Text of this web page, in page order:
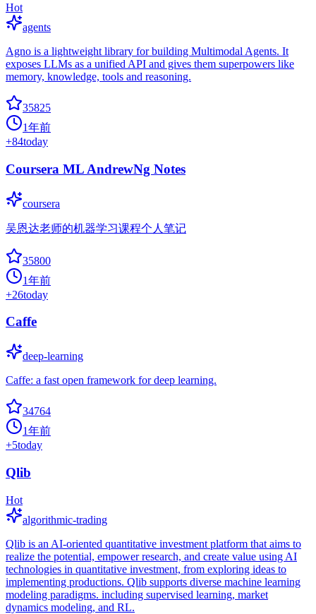
Hot
agents
Agno is a lightweight library for building Multimodal Agents. It
exposes LLMs as a unified API and gives them superpowers like
memory, knowledge, tools and reasoning.
35825
1年前
+84today
Coursera ML AndrewNg Notes
coursera
吴恩达老师的机器学习课程个人笔记
35800
1年前
+26today
Caffe
deep-learning
Caffe: a fast open framework for deep learning.
34764
1年前
+5today
Qlib
Hot
algorithmic-trading
Qlib is an AI-oriented quantitative investment platform that aims to
realize the potential, empower research, and create value using AI
technologies in quantitative investment, from exploring ideas to
implementing productions. Qlib supports diverse machine learning
modeling paradigms. including supervised learning, market
dynamics modeling, and RL.